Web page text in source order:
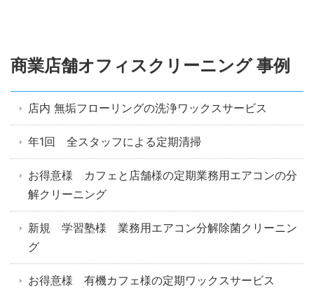
商業店舗オフィスクリーニング 事例
店内 無垢フローリングの洗浄ワックスサービス
年1回 全スタッフによる定期清掃
お得意様 カフェと店舗様の定期業務用エアコンの分
解クリーニング
新規 学習塾様 業務用エアコン分解除菌クリーニン
グ
お得意様 有機カフェ様の定期ワックスサービス